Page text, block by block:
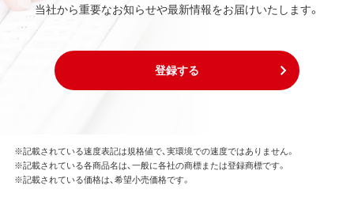
当社から重要なお知らせや最新情報をお届けいたします。
登録する
※記載されている速度表記は規格値で、実環境での速度ではありません。
※記載されている各商品名は、一般に各社の商標または登録商標です。
※記載されている価格は、希望小売価格です。